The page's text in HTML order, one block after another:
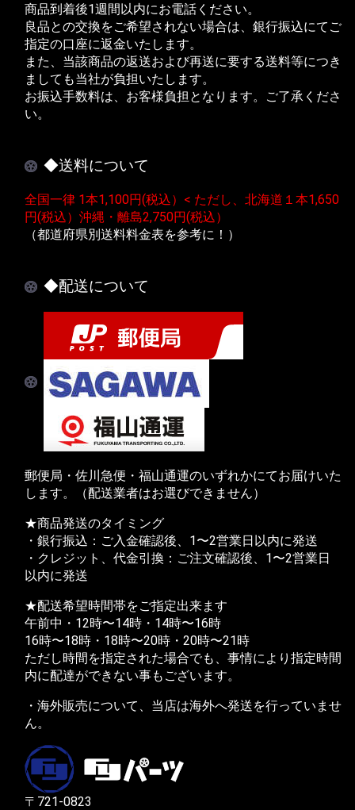
商品到着後1週間以内にお電話ください。
良品との交換をご希望されない場合は、銀行振込にてご
指定の口座に返金いたします。
また、当該商品の返送および再送に要する送料等につき
ましても当社が負担いたします。
お振込手数料は、お客様負担となります。ご了承くださ
い。
◆送料について
全国一律 1本1,100円(税込）< ただし、北海道１本1,650
円(税込）沖縄・離島2,750円(税込）
（都道府県別送料料金表を参考に！）
◆配送について
郵便局・佐川急便・福山通運のいずれかにてお届けいた
します。（配送業者はお選びできません）
★商品発送のタイミング
・銀行振込：ご入金確認後、1〜2営業日以内に発送
・クレジット、代金引換：ご注文確認後、1〜2営業日
以内に発送
★配送希望時間帯をご指定出来ます
午前中・12時〜14時・14時〜16時
16時〜18時・18時〜20時・20時〜21時
ただし時間を指定された場合でも、事情により指定時間
内に配達ができない事もございます。
・海外販売について、当店は海外へ発送を行っていませ
ん。
〒721-0823